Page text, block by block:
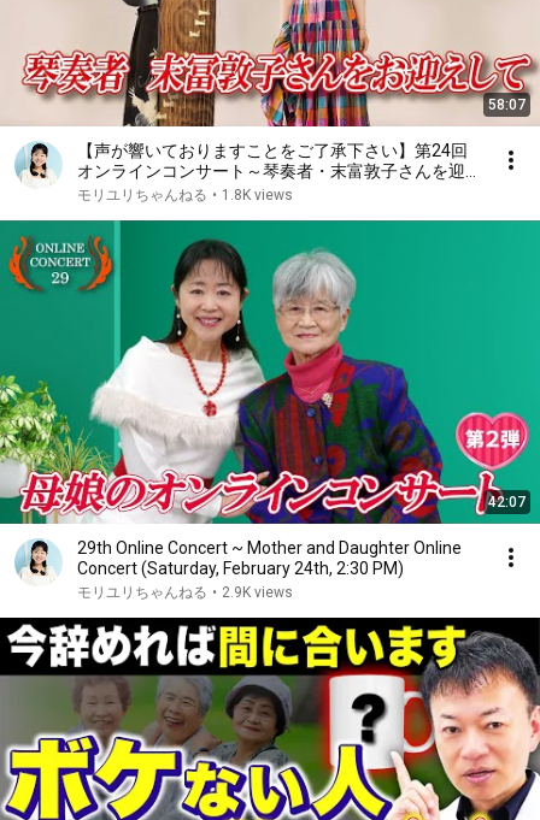
58:07
【声が響いておりますことをご了承下さい】第24回
オンラインコンサート～琴奏者・末富敦子さんを迎え
て
モリユリちゃんねる • 1.8K views
42:07
29th Online Concert ~ Mother and Daughter Online
Concert (Saturday, February 24th, 2:30 PM)
モリユリちゃんねる • 2.9K views